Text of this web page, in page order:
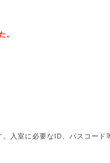
。
入室に必要なID、パスコード